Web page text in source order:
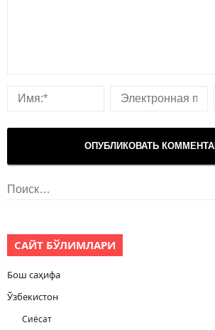
Найти:
САЙТ БЎЛИМЛАРИ
Бош саҳифа
Ўзбекистон
Сиёсат